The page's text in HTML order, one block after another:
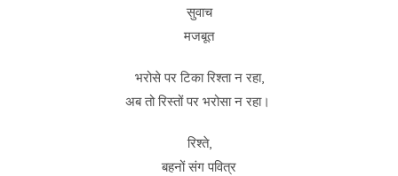
सुवाच
मजबूत
भरोसे पर टिका रिश्ता न रहा,
अब तो रिस्तों पर भरोसा न रहा।
रिश्ते,
बहनों संग पवित्र